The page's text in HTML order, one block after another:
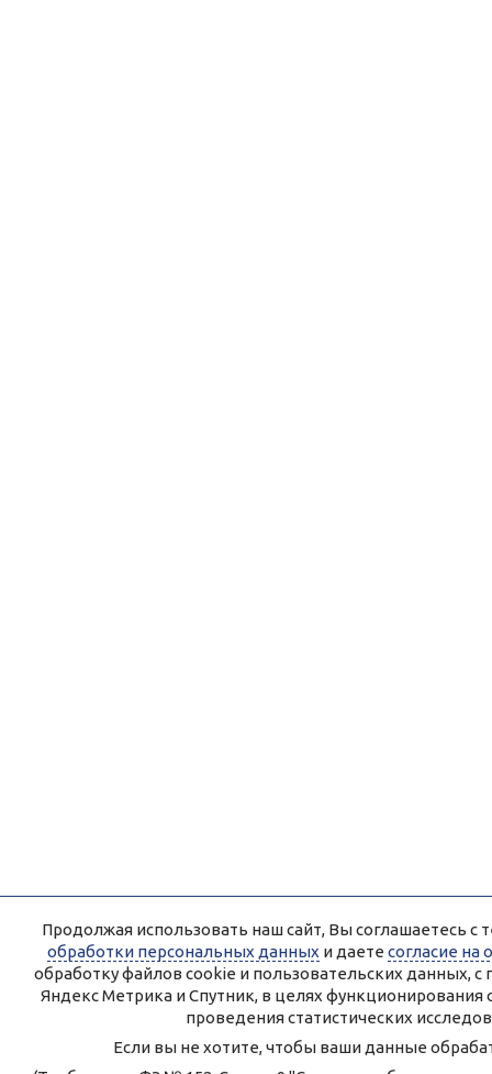
Продолжая использовать наш сайт, Вы соглашаетесь с
обработки персональных данных и даете согласие на
обработку файлов cookie и пользовательских данных,
Яндекс Метрика и Спутник, в целях функционирования
проведения статистических
Если вы не хотите, чтобы ваши данные